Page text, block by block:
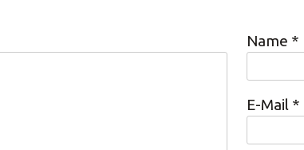
Name *
E-Mail *